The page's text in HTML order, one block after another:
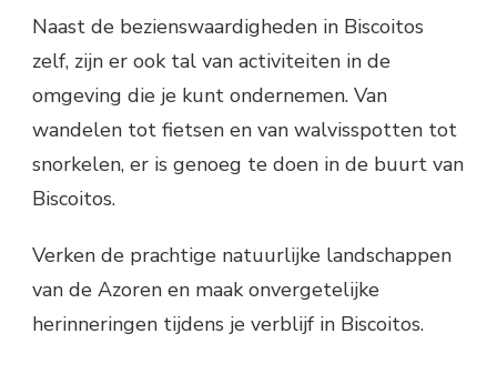
Naast de bezienswaardigheden in Biscoitos
zelf, zijn er ook tal van activiteiten in de
omgeving die je kunt ondernemen. Van
wandelen tot fietsen en van walvisspotten tot
snorkelen, er is genoeg te doen in de buurt van
Biscoitos.
Verken de prachtige natuurlijke landschappen
van de Azoren en maak onvergetelijke
herinneringen tijdens je verblijf in Biscoitos.